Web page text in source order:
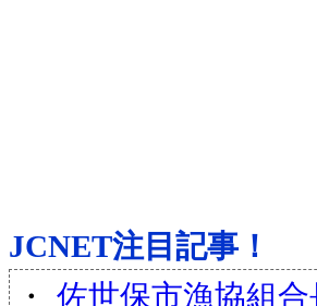
JCNET注目記事！
・ 佐世保市漁協組